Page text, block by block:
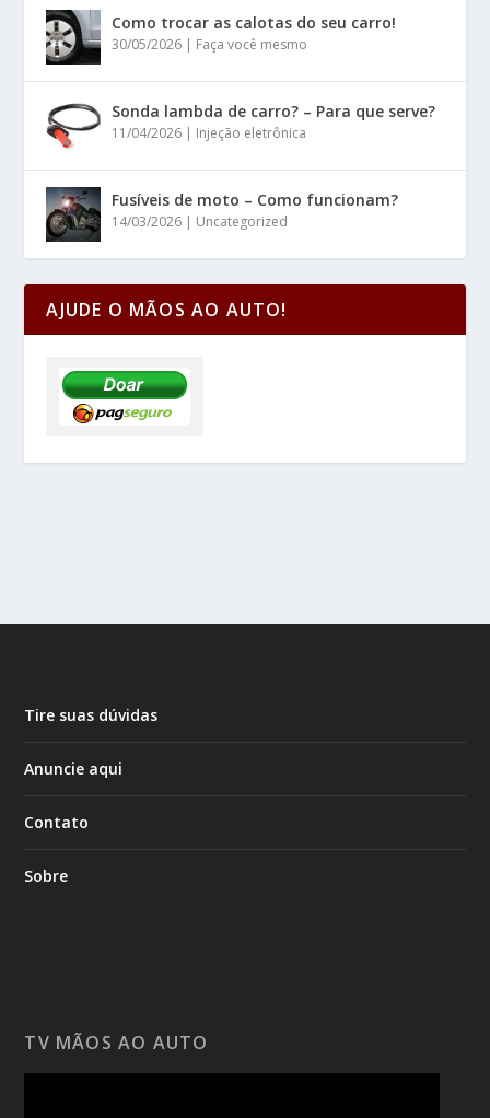
Como trocar as calotas do seu carro!
30/05/2026 | Faça você mesmo
Sonda lambda de carro? – Para que serve?
11/04/2026 | Injeção eletrônica
Fusíveis de moto – Como funcionam?
14/03/2026 | Uncategorized
AJUDE O MÃOS AO AUTO!
Tire suas dúvidas
Anuncie aqui
Contato
Sobre
TV MÃOS AO AUTO